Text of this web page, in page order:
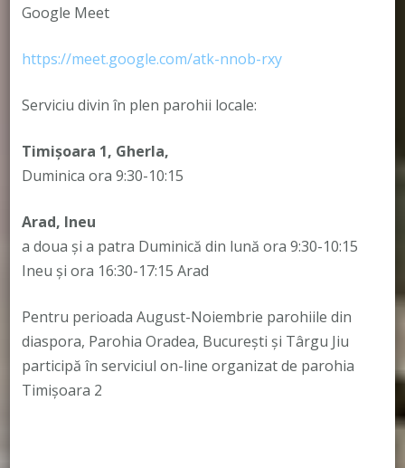
Google Meet
https://meet.google.com/atk-nnob-rxy
Serviciu divin în plen parohii locale:
Timișoara 1, Gherla,
Duminica ora 9:30-10:15
Arad, Ineu
a doua și a patra Duminică din lună ora 9:30-10:15
Ineu și ora 16:30-17:15 Arad
Pentru perioada August-Noiembrie parohiile din
diaspora, Parohia Oradea, București și Târgu Jiu
participă în serviciul on-line organizat de parohia
Timișoara 2